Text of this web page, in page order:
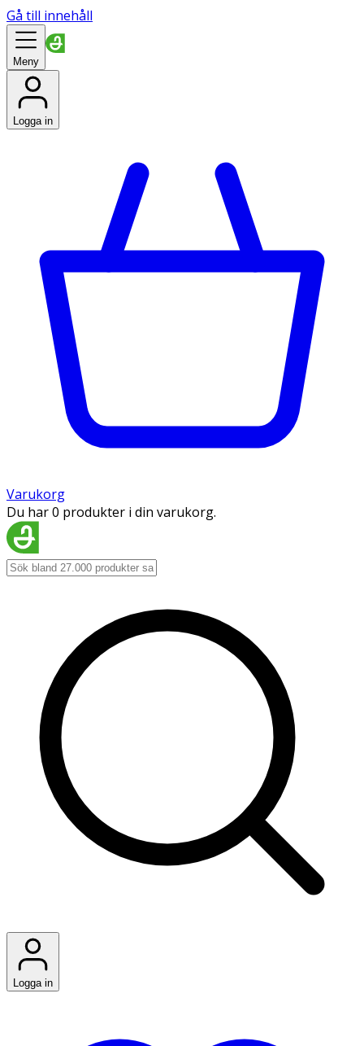
Gå till innehåll
Meny
Logga in
Varukorg
Du har 0 produkter i din varukorg.
Logga in